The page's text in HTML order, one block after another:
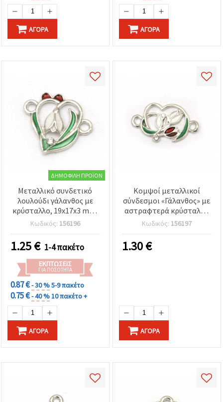
ΑΓΟΡΆ ΑΓΟΡΆ
ΔΗΜΟΦΙΛΉ ΠΡΟΪΌΝ
Μεταλλικό συνδετικό
λουλούδι γάλανθος με
κρύσταλλο, 19x17x3 mm,
σε ασημί απόχρωση, οπή
2 mm — Συσκευασία 5
τεμαχίων για κατασκευή
κοσμημάτων και
χειροτεχνίες
Κωδικός: 156196
1.25€ 1-4 πακέτο
ΕΚΠΤΏΣΕΙΣ
ΓΙΑ ΠΟΣΌΤΗΤΑ
0.87 €- 30 %5-9 πακέτο
0.75 €- 40 %10 πακέτο +
ΑΓΟΡΆ
Κομψοί μεταλλικοί
σύνδεσμοι «Γάλανθος» με
αστραφτερά κρύσταλλα
– ασημί χρώμα, 21x13x1.5
mm, οπή 2 mm, σετ 5
τεμ., ιδανικοί για
χειροποίητα (DIY)
Κωδικός: 156197
1.30€
ΑΓΟΡΆ